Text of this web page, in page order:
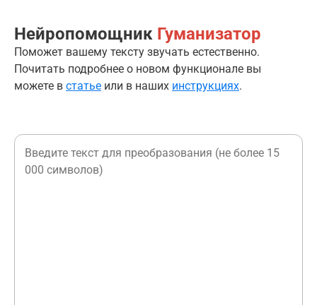
Нейропомощник Гуманизатор
Поможет вашему тексту звучать естественно.
Почитать подробнее о новом функционале вы
можете в статье или в наших инструкциях.